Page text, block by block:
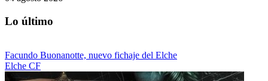
Lo último
Facundo Buonanotte, nuevo fichaje del Elche
Elche CF